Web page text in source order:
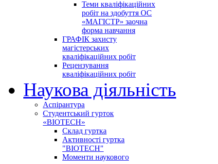
Теми кваліфікаційних
робіт на здобуття ОС
«МАГІСТР» заочна
форма навчання
ГРАФІК захисту
магістерських
кваліфікаційних робіт
Рецензування
кваліфікаційних робіт
Наукова діяльність
Аспірантура
Студентський гурток
«BIOTECH»
Склад гуртка
Активності гуртка
"BIOTECH"
Моменти наукового